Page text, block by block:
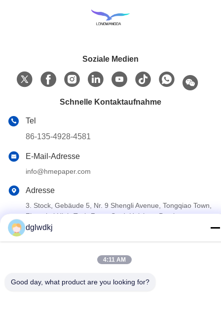
Soziale Medien
Schnelle Kontaktaufnahme
Tel
86-135-4928-4581
E-Mail-Adresse
info@hmepaper.com
Adresse
3. Stock, Gebäude 5, Nr. 9 Shengli Avenue, Tongqiao Town,
Zhongkai High-Tech-Zone, Stadt Huizhou, Provinz
Guangdong, China
Datenschutzrichtlinie |
2022-2026 Huizhou Longwangda Technology Co., Ltd. - Alle. Alle
dglwdkj
4:11 AM
Good day, what product are you looking for?